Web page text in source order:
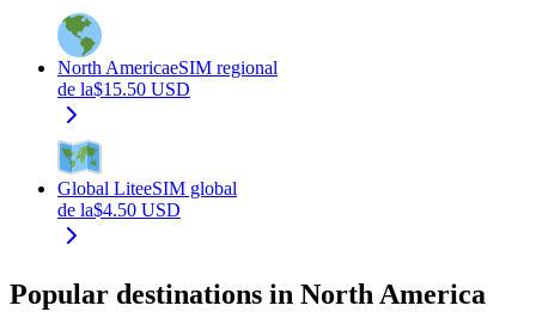
North AmericaeSIM regional
de la$15.50 USD
Global LiteeSIM global
de la$4.50 USD
Popular destinations in North America